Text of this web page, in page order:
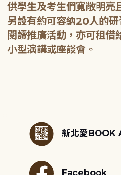
供學生及考生們寬敞明亮
另設有約可容納20人的
閱讀推廣活動，亦可租借
小型演講或座談會。
新北愛BOOK
Facebook